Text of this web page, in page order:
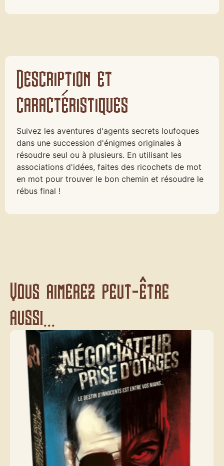
Description et
caractéristiques
Suivez les aventures d'agents secrets loufoques
dans une succession d'énigmes originales à
résoudre seul ou à plusieurs. En utilisant les
associations d'idées, faites des ricochets de mot
en mot pour trouver le bon chemin et résoudre le
rébus final !
Vous aimerez peut-être
aussi...